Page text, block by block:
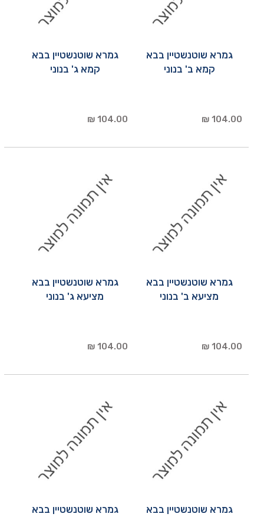
גמרא שוטנשטיין בבא
קמא ב' בנוני
104.00 ₪
גמרא שוטנשטיין בבא
קמא ג' בנוני
104.00 ₪
גמרא שוטנשטיין בבא
מציעא ב' בנוני
104.00 ₪
גמרא שוטנשטיין בבא
מציעא ג' בנוני
104.00 ₪
גמרא שוטנשטיין בבא
גמרא שוטנשטיין בבא